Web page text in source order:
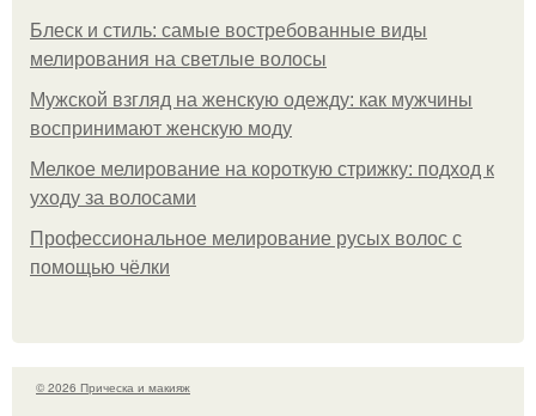
Блеск и стиль: самые востребованные виды
мелирования на светлые волосы
Мужской взгляд на женскую одежду: как мужчины
воспринимают женскую моду
Мелкое мелирование на короткую стрижку: подход к
уходу за волосами
Профессиональное мелирование русых волос с
помощью чёлки
© 2026 Прическа и макияж